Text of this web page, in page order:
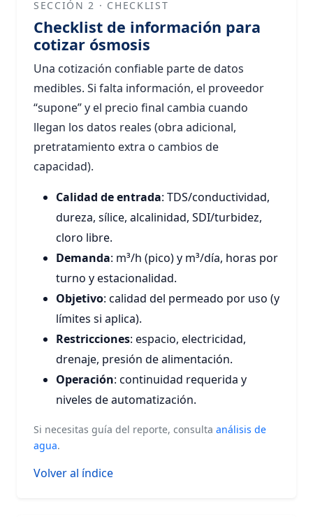
SECCIÓN 2 · CHECKLIST
Checklist de información para
cotizar ósmosis
Una cotización confiable parte de datos
medibles. Si falta información, el proveedor
“supone” y el precio final cambia cuando
llegan los datos reales (obra adicional,
pretratamiento extra o cambios de
capacidad).
Calidad de entrada: TDS/conductividad,
dureza, sílice, alcalinidad, SDI/turbidez,
cloro libre.
Demanda: m³/h (pico) y m³/día, horas por
turno y estacionalidad.
Objetivo: calidad del permeado por uso (y
límites si aplica).
Restricciones: espacio, electricidad,
drenaje, presión de alimentación.
Operación: continuidad requerida y
niveles de automatización.
Si necesitas guía del reporte, consulta análisis de
agua.
Volver al índice